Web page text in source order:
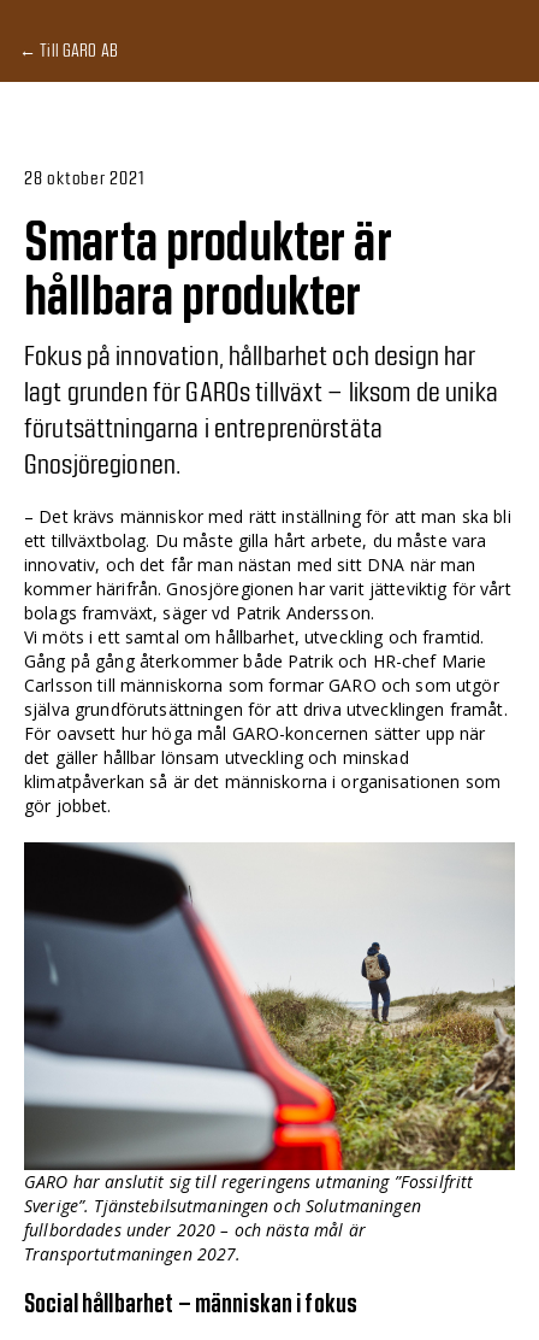
← Till GARO AB
28 oktober 2021
Smarta produkter är
hållbara produkter
Fokus på innovation, hållbarhet och design har
lagt grunden för GAROs tillväxt – liksom de unika
förutsättningarna i entreprenörstäta
Gnosjöregionen.
– Det krävs människor med rätt inställning för att man ska bli
ett tillväxtbolag. Du måste gilla hårt arbete, du måste vara
innovativ, och det får man nästan med sitt DNA när man
kommer härifrån. Gnosjöregionen har varit jätteviktig för vårt
bolags framväxt, säger vd Patrik Andersson.
Vi möts i ett samtal om hållbarhet, utveckling och framtid.
Gång på gång återkommer både Patrik och HR-chef Marie
Carlsson till människorna som formar GARO och som utgör
själva grundförutsättningen för att driva utvecklingen framåt.
För oavsett hur höga mål GARO-koncernen sätter upp när
det gäller hållbar lönsam utveckling och minskad
klimatpåverkan så är det människorna i organisationen som
gör jobbet.
GARO har anslutit sig till regeringens utmaning ”Fossilfritt
Sverige”. Tjänstebilsutmaningen och Solutmaningen
fullbordades under 2020 – och nästa mål är
Transportutmaningen 2027.
Social hållbarhet – människan i fokus